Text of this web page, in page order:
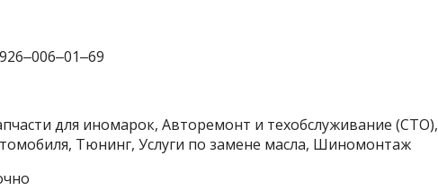
для иномарок, Авторемонт и техобслуживание (СТО),
Тюнинг, Услуги по замене масла, Шиномонтаж